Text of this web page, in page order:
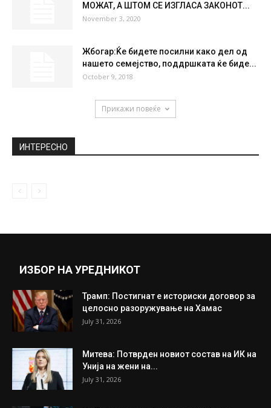
МОЖАТ, А ШТОМ СЕ ИЗГЛАСА ЗАКОНОТ...
November 3, 2020
Жбогар:Ќе бидете посилни како дел од
нашето семејство, поддршката ќе биде...
October 9, 2018
Прикажи повеќе
ИНТЕРЕСНО
ИЗБОР НА УРЕДНИКОТ
Трамп: Постигнат е историски договор за
целосно разоружување на Хамас
July 31, 2026
Митева: Потврден новиот состав на ИК на
Унија на жени на...
July 31, 2026